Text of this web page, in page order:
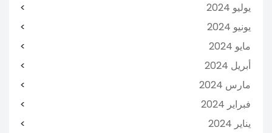
يوليو 2024
يونيو 2024
مايو 2024
أبريل 2024
مارس 2024
فبراير 2024
يناير 2024